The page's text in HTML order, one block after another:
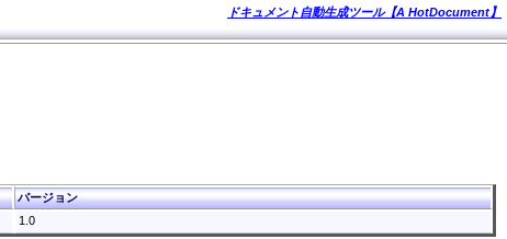
ドキュメント自動生成ツール【A HotDocument】
バージョン
1.0